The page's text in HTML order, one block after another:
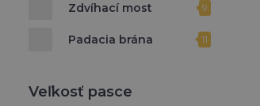
Zdvíhací most 9
Padacia brána 11
Veľkosť pasce